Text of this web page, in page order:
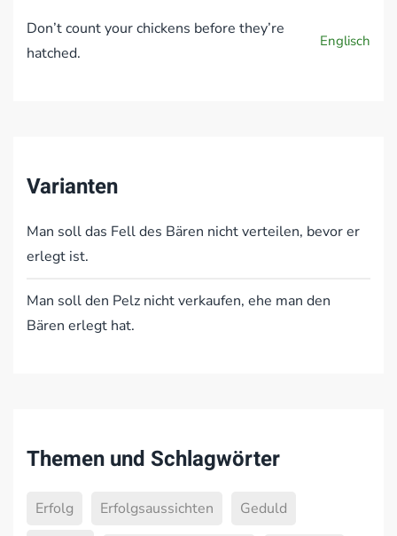
Don’t count your chickens before they’re
hatched.
Englisch
Varianten
Man soll das Fell des Bären nicht verteilen, bevor er
erlegt ist.
Man soll den Pelz nicht verkaufen, ehe man den
Bären erlegt hat.
Themen und Schlagwörter
Erfolg Erfolgsaussichten
Geduld